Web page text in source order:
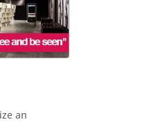
an